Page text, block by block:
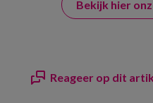
Bekijk hier
Reageer op dit